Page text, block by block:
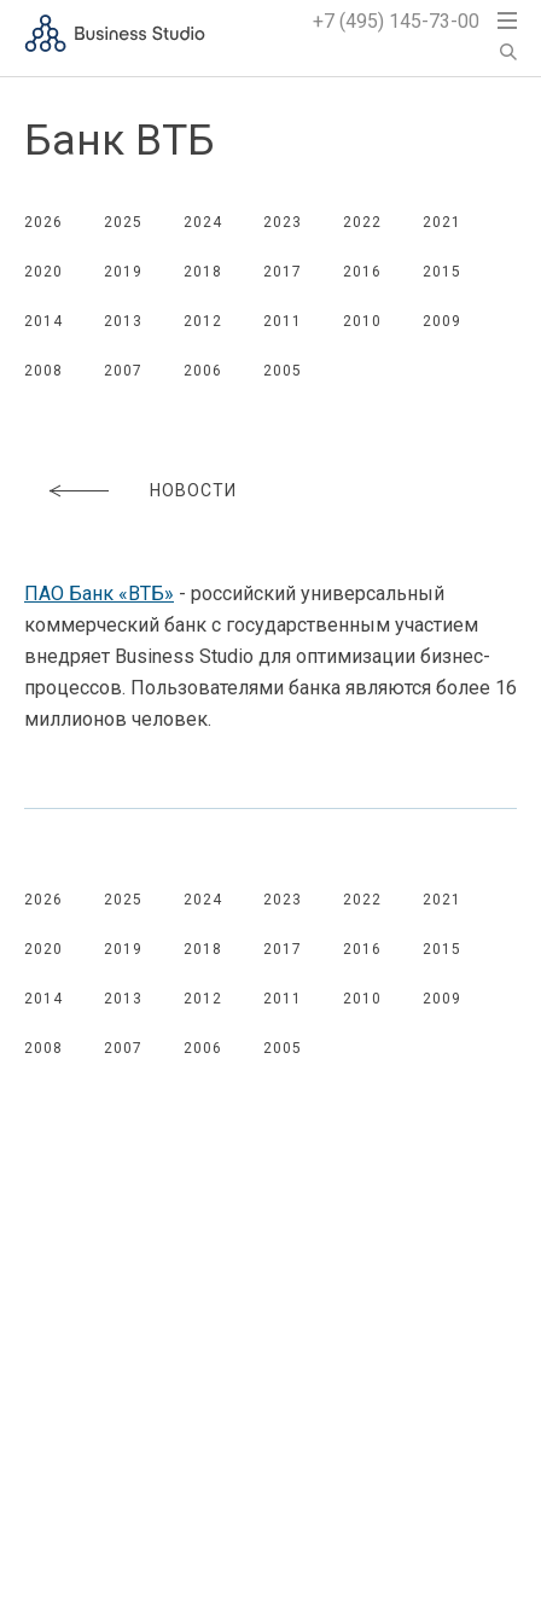
+7 (495) 145-73-00
Банк ВТБ
2026 2025 2024 2023 2022 2021
2020 2019 2018 2017 2016 2015
2014 2013 2012 2011 2010 2009
2008 2007 2006 2005
НОВОСТИ
ПАО Банк «ВТБ» - российский универсальный
коммерческий банк с государственным участием
внедряет Business Studio для оптимизации бизнес-
процессов. Пользователями банка являются более 16
миллионов человек.
2026 2025 2024 2023 2022 2021
2020 2019 2018 2017 2016 2015
2014 2013 2012 2011 2010 2009
2008 2007 2006 2005